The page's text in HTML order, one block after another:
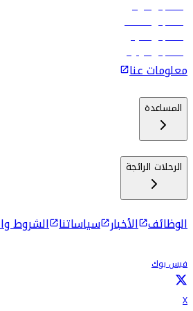
رحلات إلى الرياض
رحلات إلى مسقط
رحلات إلى ماليه
رحلات إلى كولومبو
معلومات عنا
المساعدة
الرحلات الرائجة
الوظائف الأخبار سياساتنا الشروط
فيس بوك
X